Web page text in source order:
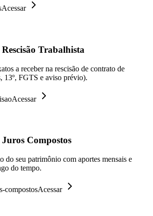
Acessar
Trabalhista
a receber na rescisão de contrato de
13º, FGTS e aviso prévio).
Acessar
Compostos
do seu patrimônio com aportes mensais e
do tempo.
compostosAcessar